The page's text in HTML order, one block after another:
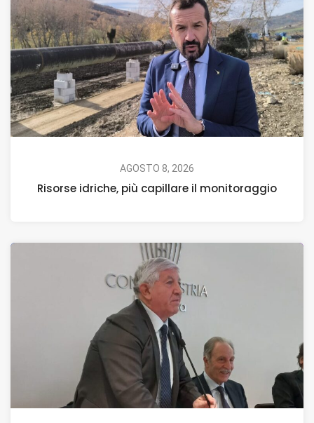
AGOSTO 8, 2026
Risorse idriche, più capillare il monitoraggio